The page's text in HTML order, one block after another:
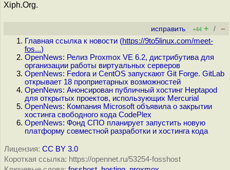
Xiph.Org.
исправить +44 + / –
Главная ссылка к новости (https://9to5linux.com/meet-
fos...)
OpenNews: Релиз Proxmox VE 6.2, дистрибутива для
организации работы виртуальных серверов
OpenNews: Fedora и CentOS запускают Git Forge. GitLab
открывает 18 проприетарных возможностей
OpenNews: Анонсирован публичный хостинг Heptapod
для открытых проектов, использующих Mercurial
OpenNews: Компания Microsoft объявила о закрытии
хостинга свободного кода CodePlex
OpenNews: Фонд СПО планирует запустить новую
платформу совместной разработки и хостинга кода
Лицензия: CC BY 3.0
Короткая ссылка: https://opennet.ru/53254-fosshost